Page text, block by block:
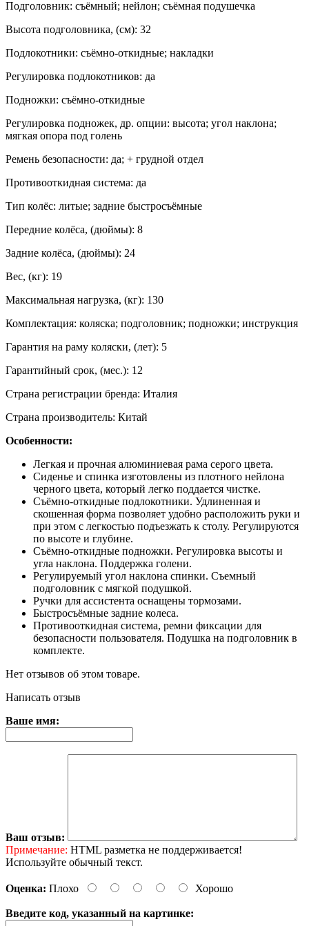
Подголовник: съёмный; нейлон; съёмная подушечка
Высота подголовника, (см): 32
Подлокотники: съёмно-откидные; накладки
Регулировка подлокотников: да
Подножки: съёмно-откидные
Регулировка подножек, др. опции: высота; угол наклона;
мягкая опора под голень
Ремень безопасности: да; + грудной отдел
Противооткидная система: да
Тип колёс: литые; задние быстросъёмные
Передние колёса, (дюймы): 8
Задние колёса, (дюймы): 24
Вес, (кг): 19
Максимальная нагрузка, (кг): 130
Комплектация: коляска; подголовник; подножки; инструкция
Гарантия на раму коляски, (лет): 5
Гарантийный срок, (мес.): 12
Страна регистрации бренда: Италия
Страна производитель: Китай
Особенности:
Легкая и прочная алюминиевая рама серого цвета.
Сиденье и спинка изготовлены из плотного нейлона
черного цвета, который легко поддается чистке.
Съёмно-откидные подлокотники. Удлиненная и
скошенная форма позволяет удобно расположить руки и
при этом с легкостью подъезжать к столу. Регулируются
по высоте и глубине.
Съёмно-откидные подножки. Регулировка высоты и
угла наклона. Поддержка голени.
Регулируемый угол наклона спинки. Съемный
подголовник с мягкой подушкой.
Ручки для ассистента оснащены тормозами.
Быстросъёмные задние колеса.
Противооткидная система, ремни фиксации для
безопасности пользователя. Подушка на подголовник в
комплекте.
Нет отзывов об этом товаре.
Написать отзыв
Ваше имя:
Ваш отзыв:
Примечание: HTML разметка не поддерживается!
Используйте обычный текст.
Оценка: Плохо Хорошо
Введите код, указанный на картинке: